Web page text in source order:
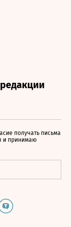
получать письма
и принимаю